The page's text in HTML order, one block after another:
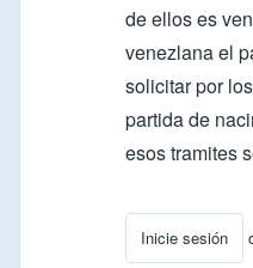
de ellos es
venezlana el
solicitar por
partida de
esos tramites
Inicie sesión
En respuesta